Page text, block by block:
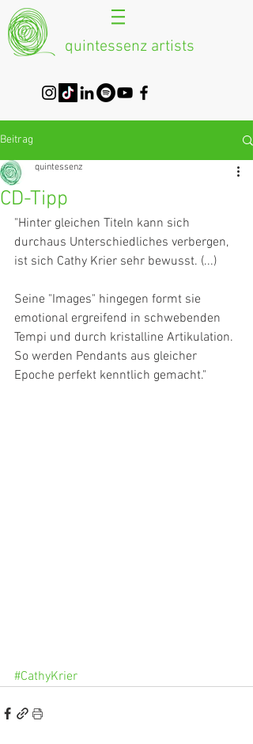
quintessenz artists
Beitrag
CD-Tipp
quintessenz
"Hinter gleichen Titeln kann sich
durchaus Unterschiedliches verbergen,
ist sich Cathy Krier sehr bewusst. (...)
Seine "Images" hingegen formt sie
emotional ergreifend in schwebenden
Tempi und durch kristalline Artikulation.
So werden Pendants aus gleicher
Epoche perfekt kenntlich gemacht."
#CathyKrier